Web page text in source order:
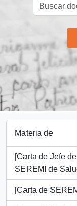
Materia de
[Carta de Jefe
SEREMI de
[Carta de